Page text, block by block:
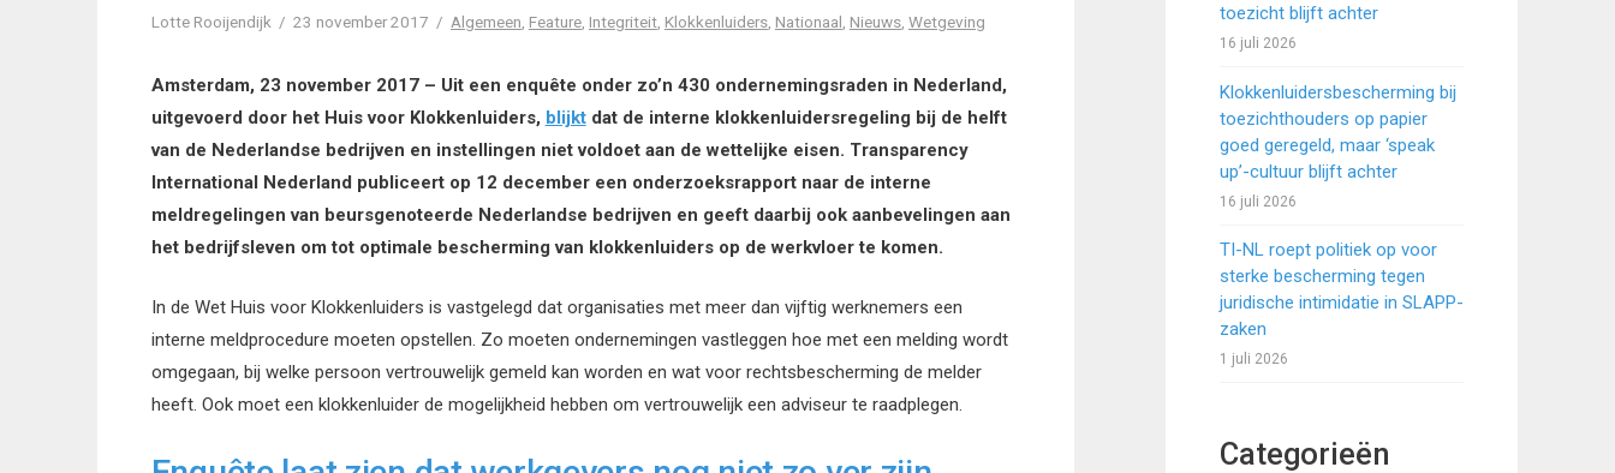
Lotte Rooijendijk 23 november 2017 Algemeen Feature, Integriteit, Klokkenluiders, Nationaal Nieuws, Wetgeving
Amsterdam, 23 november 2017 – Uit een enquête onder zo’n 430 ondernemingsraden in Nederland,
uitgevoerd door het Huis voor Klokkenluiders, blijktdat de interne klokkenluidersregeling bij de helft
van de Nederlandse bedrijven en instellingen niet voldoet aan de wettelijke eisen. Transparency
International Nederland publiceert op 12 december een onderzoeksrapport naar de interne
meldregelingen van beursgenoteerde Nederlandse bedrijven en geeft daarbij ook aanbevelingen aan
het bedrijfsleven om tot optimale bescherming van klokkenluiders op de werkvloer te komen.
In de Wet Huis voor Klokkenluiders is vastgelegd dat organisaties met meer dan vijftig werknemers een
interne meldprocedure moeten opstellen. Zo moeten ondernemingen vastleggen hoe met een melding wordt
omgegaan, bij welke persoon vertrouwelijk gemeld kan worden en wat voor rechtsbescherming de melder
heeft. Ook moet een klokkenluider de mogelijkheid hebben om vertrouwelijk een adviseur te raadplegen.
toezicht blijft achter
16 juli 2026
Klokkenluidersbescherming bij
toezichthouders op papier
goed geregeld, maar ‘speak
up’-cultuur blijft achter
16 juli 2026
TI-NL roept politiek op voor
sterke bescherming tegen
juridische intimidatie in SLAPP-
zaken
1 juli 2026
Categorieën